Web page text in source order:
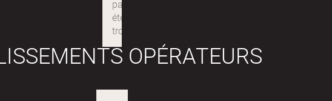
OPÉRATEURS